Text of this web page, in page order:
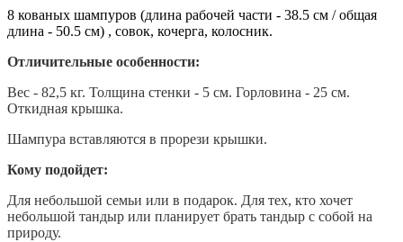
8 кованых шампуров (длина рабочей части - 38.5 см / общая
длина - 50.5 см) , совок, кочерга, колосник.
Отличительные особенности:
Вес - 82,5 кг. Толщина стенки - 5 см. Горловина - 25 см.
Откидная крышка.
Шампура вставляются в прорези крышки.
Кому подойдет:
Для небольшой семьи или в подарок. Для тех, кто хочет
небольшой тандыр или планирует брать тандыр с собой на
природу.